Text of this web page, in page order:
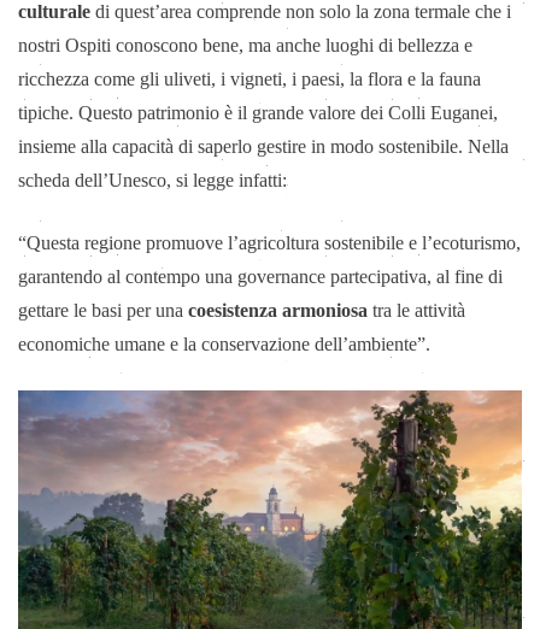
culturale di quest’area comprende non solo la zona termale che i
nostri Ospiti conoscono bene, ma anche luoghi di bellezza e
ricchezza come gli uliveti, i vigneti, i paesi, la flora e la fauna
tipiche. Questo patrimonio è il grande valore dei Colli Euganei,
insieme alla capacità di saperlo gestire in modo sostenibile. Nella
scheda dell’Unesco, si legge infatti:
“Questa regione promuove l’agricoltura sostenibile e l’ecoturismo,
garantendo al contempo una governance partecipativa, al fine di
gettare le basi per una coesistenza armoniosa tra le attività
economiche umane e la conservazione dell’ambiente”.